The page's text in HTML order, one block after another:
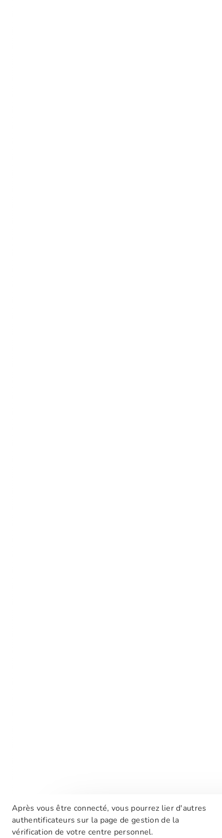
Après vous être connecté, vous pourrez lier d'autres
authentificateurs sur la page de gestion de la
vérification de votre centre personnel.